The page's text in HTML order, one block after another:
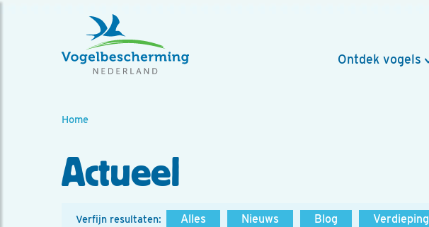
Ontdek vogels
Home
Actueel
Verfijn resultaten: Alles Nieuws Blog Verdieping